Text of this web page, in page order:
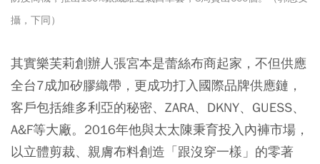
攝，下同）
其實樂芙莉創辦人張宮本是蕾絲布商起家，不但供應
全台7成加矽膠織帶，更成功打入國際品牌供應鏈，
客戶包括維多利亞的秘密、ZARA、DKNY、GUESS、
A&F等大廠。2016年他與太太陳秉育投入內褲市場，
以立體剪裁、親膚布料創造「跟沒穿一樣」的零著